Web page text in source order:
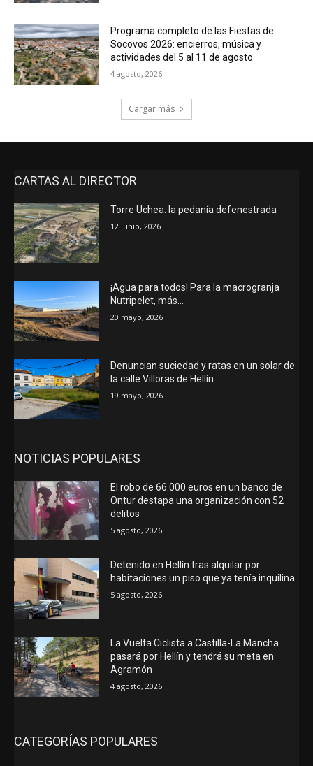
Programa completo de las Fiestas de
Socovos 2026: encierros, música y
actividades del 5 al 11 de agosto
4 agosto, 2026
Cargar más
CARTAS AL DIRECTOR
Torre Uchea: la pedanía defenestrada
12 junio, 2026
¡Agua para todos! Para la macrogranja
Nutripelet, más…
20 mayo, 2026
Denuncian suciedad y ratas en un solar de
la calle Villoras de Hellín
19 mayo, 2026
NOTICIAS POPULARES
El robo de 66.000 euros en un banco de
Ontur destapa una organización con 52
delitos
5 agosto, 2026
Detenido en Hellín tras alquilar por
habitaciones un piso que ya tenía inquilina
5 agosto, 2026
La Vuelta Ciclista a Castilla-La Mancha
pasará por Hellín y tendrá su meta en
Agramón
4 agosto, 2026
CATEGORÍAS POPULARES